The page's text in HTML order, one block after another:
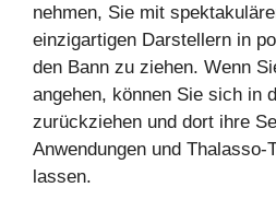
nehmen, Sie mit
einzigartigen Darstellern in
den Bann zu ziehen. Wenn
angehen, können Sie sich in
zurückziehen und dort ihre
Anwendungen und Thalasso-
lassen.